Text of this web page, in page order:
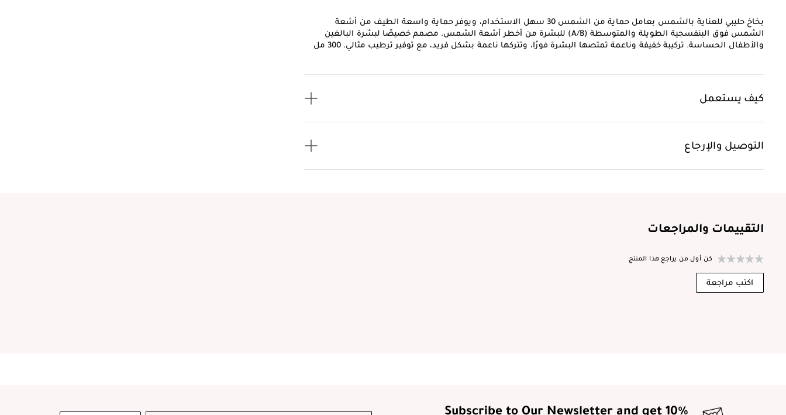
بخاخ حليبي للعناية بالشمس بعامل حماية من الشمس 30 سهل الاستخدام، ويوفر حماية واسعة الطيف من أشعة
الشمس فوق البنفسجية الطويلة والمتوسطة (A/B) للبشرة من أخطر أشعة الشمس. مصمم خصيصًا لبشرة البالغين
والأطفال الحساسة. تركيبة خفيفة وناعمة تمتصها البشرة فورًا، وتتركها ناعمة بشكل فريد، مع توفير ترطيب مثالي. 300 مل
كيف يستعمل
التوصيل والإرجاع
التقييمات والمراجعات
كن أول من يراجع هذا المنتج
اكتب مراجعة
Subscribe to Our Newsletter and get 10%